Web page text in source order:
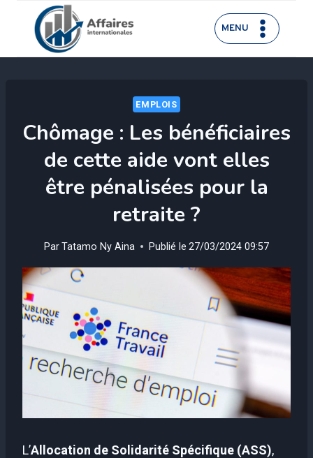
contenu
MENU
EMPLOIS
Chômage : Les bénéficiaires
de cette aide vont elles
être pénalisées pour la
retraite ?
ParTatamo Ny Aina Publié le 27/03/2024 09:57
L’Allocation de Solidarité Spécifique (ASS),